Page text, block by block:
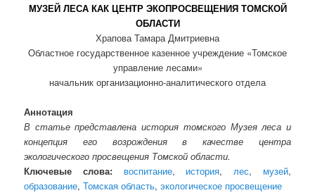
МУЗЕЙ ЛЕСА КАК ЦЕНТР ЭКОПРОСВЕЩЕНИЯ ТОМСКОЙ
ОБЛАСТИ
Храпова Тамара Дмитриевна
Областное государственное казенное учреждение «Томское
управление лесами»
начальник организационно-аналитического отдела
Аннотация
В статье представлена история томского Музея леса и
концепция его возрождения в качестве центра
экологического просвещения Томской области.
Ключевые слова:
воспитание, история,лес, музей,
образование,Томская область,экологическое просвещение